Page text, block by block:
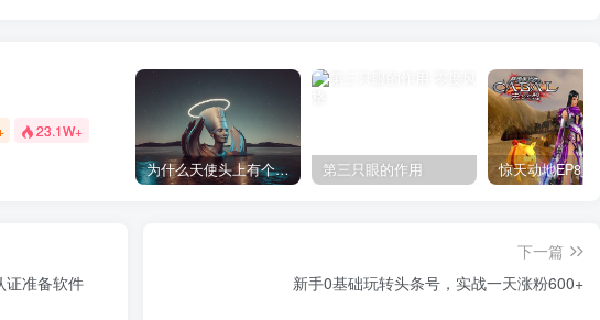
23.1W+
为什么天使头上有个圈？ 第三只眼的作用
证准备软件
下一篇
新手0基础玩转头条号，实战一天涨粉600+